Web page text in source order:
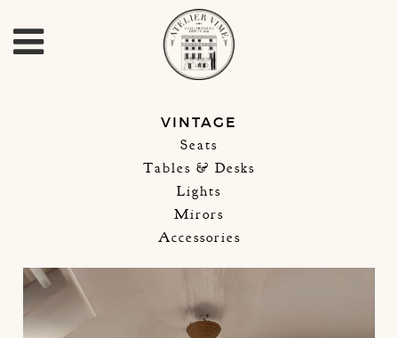
VINTAGE
Seats
Tables & Desks
Lights
Mirors
Accessories